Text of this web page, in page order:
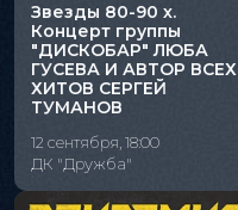
Звезды 80-90 х.
Концерт группы
"ДИСКОБАР" ЛЮБА
ГУСЕВА И АВТОР ВСЕХ
ХИТОВ СЕРГЕЙ
ТУМАНОВ
12 сентября, 18:00
ДК "Дружба"